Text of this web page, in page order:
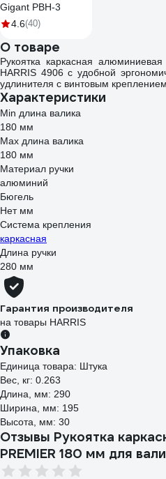
Gigant PBH-3
4.6(40)
О товаре
Рукоятка каркасная
HARRIS 4906 с удобной
удлинителя с винтовым креплением.
Характеристики
Min длина валика
180 мм
Мах длина валика
180 мм
Материал ручки
алюминий
Бюгель
Нет мм
Система крепления
каркасная
Длина ручки
280 мм
Гарантия производителя
на товары HARRIS
Упаковка
Единица товара: Штука
Вес, кг: 0.263
Длина, мм: 290
Ширина, мм: 195
Высота, мм: 30
Отзывы Рукоятка
PREMIER 180 мм для